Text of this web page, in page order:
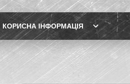
КОРИСНА ІНФОРМАЦІЯ